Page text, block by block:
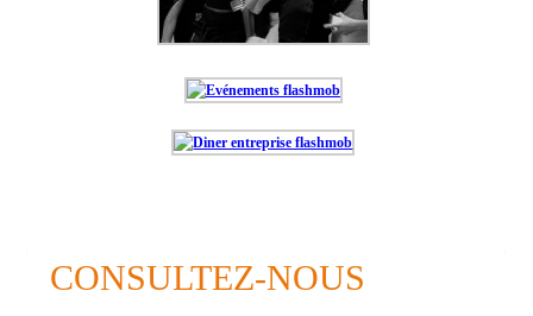
CONSULTEZ-NOUS